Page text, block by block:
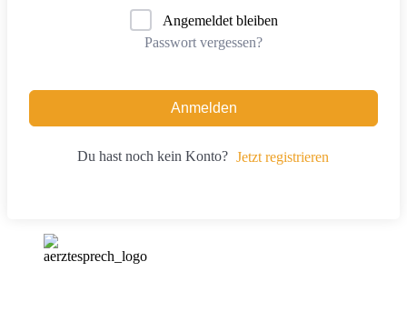
Angemeldet bleiben
Passwort vergessen?
Anmelden
Du hast noch kein Konto? Jetzt registrieren